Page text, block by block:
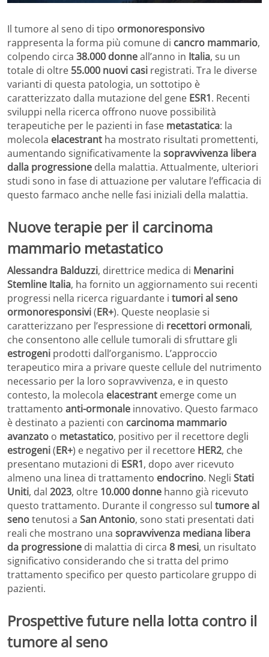
Il tumore al seno di tipo ormonoresponsivo
rappresenta la forma più comune di cancro mammario,
colpendo circa 38.000 donneall’anno in Italia, su un
totale di oltre 55.000 nuovi casi registrati. Tra le diverse
varianti di questa patologia, un sottotipo è
caratterizzato dalla mutazione del gene ESR1. Recenti
sviluppi nella ricerca offrono nuove possibilità
terapeutiche per le pazienti in fase metastatica: la
molecola elacestrant ha mostrato risultati promettenti,
aumentando significativamente la sopravvivenza libera
dalla progressione della malattia. Attualmente, ulteriori
studi sono in fase di attuazione per valutare l’efficacia di
questo farmaco anche nelle fasi iniziali della malattia.
Nuove terapie per il carcinoma
mammario metastatico
Alessandra Balduzzi, direttrice medica di Menarini
Stemline Italia, ha fornito un aggiornamento sui recenti
progressi nella ricerca riguardante i tumori al seno
ormonoresponsivi(ER+). Queste neoplasie si
caratterizzano per l’espressione di recettori ormonali,
che consentono alle cellule tumorali di sfruttare gli
estrogeni prodotti dall’organismo. L’approccio
terapeutico mira a privare queste cellule del nutrimento
necessario per la loro sopravvivenza, e in questo
contesto, la molecola elacestrant emerge come un
trattamento anti-ormonale innovativo. Questo farmaco
è destinato a pazienti con carcinoma mammario
avanzato o metastatico, positivo per il recettore degli
estrogeni(ER+) e negativo per il recettore HER2, che
presentano mutazioni di ESR1, dopo aver ricevuto
almeno una linea di trattamento endocrino. Negli Stati
Uniti, dal 2023, oltre 10.000 donne hanno già ricevuto
questo trattamento. Durante il congresso sul tumore al
senotenutosi a San Antonio, sono stati presentati dati
reali che mostrano una sopravvivenza mediana libera
da progressione di malattia di circa 8 mesi, un risultato
significativo considerando che si tratta del primo
trattamento specifico per questo particolare gruppo di
pazienti.
Prospettive future nella lotta contro il
tumore al seno